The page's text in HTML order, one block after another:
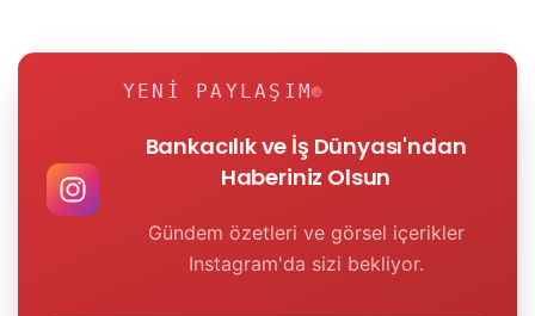
YENI PAYLAŞIM
Bankacılık ve İş Dünyası'ndan
Haberiniz Olsun
Gündem özetleri ve görsel içerikler
Instagram'da sizi bekliyor.